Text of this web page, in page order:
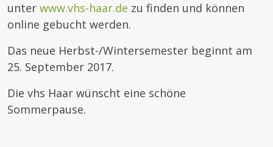
unter www.vhs-haar.de zu finden und können
online gebucht werden.
Das neue Herbst-/Wintersemester beginnt am
25. September 2017.
Die vhs Haar wünscht eine schöne
Sommerpause.